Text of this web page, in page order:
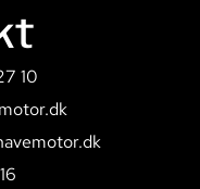
10